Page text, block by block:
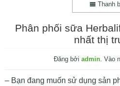
Thanh
Phân phối sữa
nhất thị
Đăng bởi admin. Vào
– Bạn đang muốn sử dụng sản